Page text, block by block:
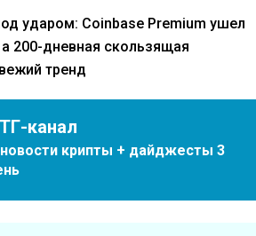
ударом: Coinbase Premium ушел
а 200-дневная скользящая
тренд
канал
крипты + дайджесты 3